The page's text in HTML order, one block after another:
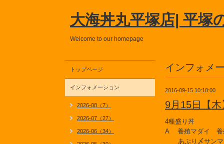
大海丼丸平塚店| 平塚
Welcome to our homepage
インフォメ
2016-09-15 10:18:00
9月15日【
4種盛り丼
A 養殖マダイ 養
あぶり〆サン
トップページ
インフォメーション
2026-08（7）
2026-07（27）
2026-06（34）